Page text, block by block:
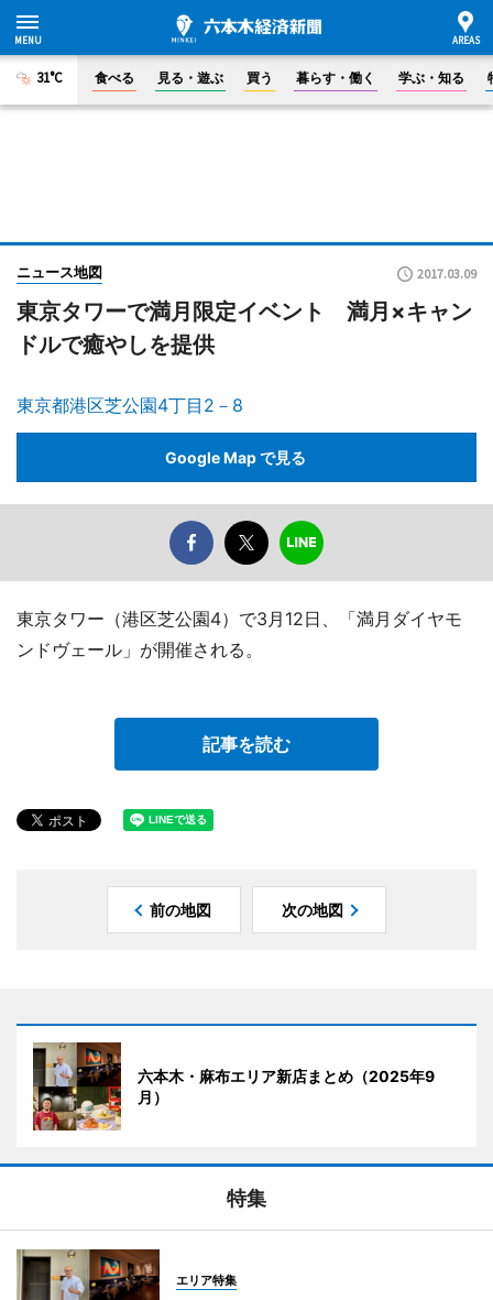
31°C 食べる 見る・遊ぶ 買う 暮らす・働く 学ぶ・知る
ニュース地図 2017.03.09
東京タワーで満月限定イベント 満月×キャン
ドルで癒やしを提供
東京都港区芝公園4丁目2－8
Google Map で見る
東京タワー（港区芝公園4）で3月12日、「満月ダイヤモ
ンドヴェール」が開催される。
記事を読む
前の地図 次の地図
六本木・麻布エリア新店まとめ（2025年9
月）
特集
エリア特集